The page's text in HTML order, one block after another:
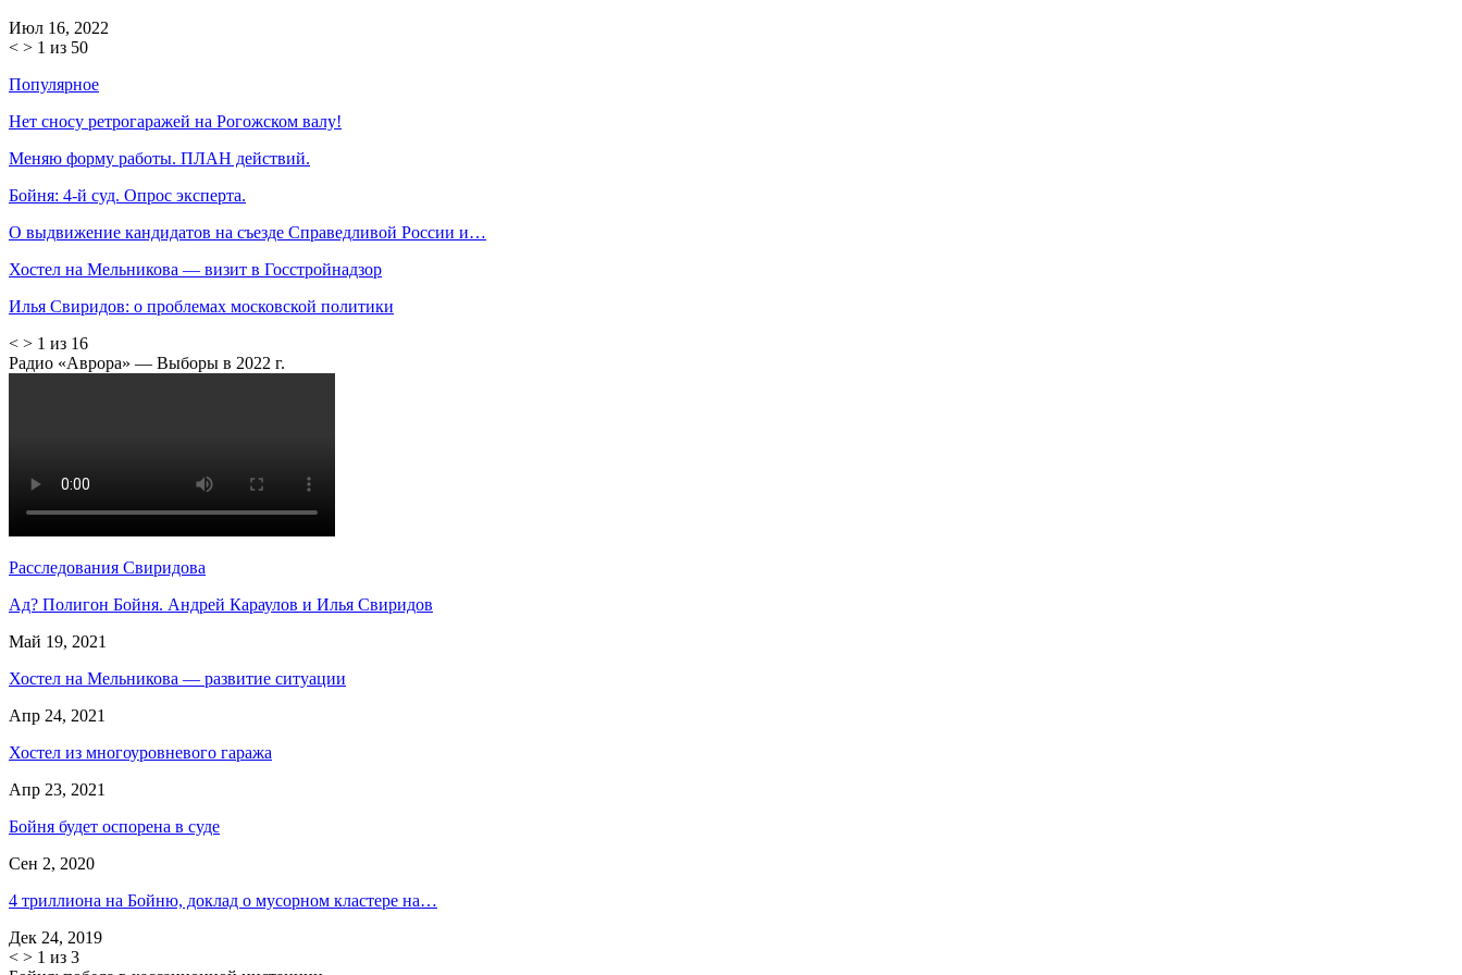
Июл 16, 2022
< > 1 из 50
Популярное
Нет сносу ретрогаражей на Рогожском валу!
Меняю форму работы. ПЛАН действий.
Бойня: 4-й суд. Опрос эксперта.
О выдвижение кандидатов на съезде Справедливой России и…
Хостел на Мельникова — визит в Госстройнадзор
Илья Свиридов: о проблемах московской политики
< > 1 из 16
Радио «Аврора» — Выборы в 2022 г.
Расследования Свиридова
Ад? Полигон Бойня. Андрей Караулов и Илья Свиридов
Май 19, 2021
Хостел на Мельникова — развитие ситуации
Апр 24, 2021
Хостел из многоуровневого гаража
Апр 23, 2021
Бойня будет оспорена в суде
Сен 2, 2020
4 триллиона на Бойню, доклад о мусорном кластере на…
Дек 24, 2019
< > 1 из 3